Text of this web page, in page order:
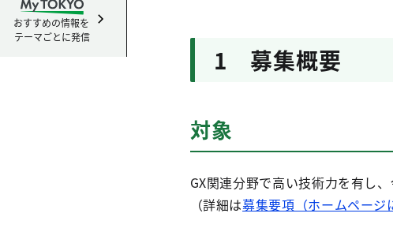
おすすめの情報を
テーマごとに発信
1 募集概要
対象
GX関連分野で高い技術力を有し
（詳細は募集要項（ホームページ